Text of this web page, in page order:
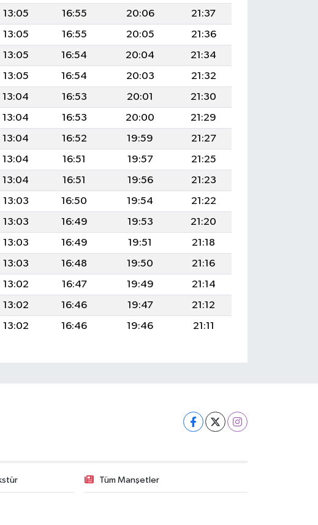
13:05 16:55 20:06
21:37
13:05 16:55 20:05
21:36
13:05 16:54 20:04
21:34
13:05 16:54 20:03
21:32
13:04 16:53 20:01
21:30
13:04 16:53 20:00
21:29
13:04 16:52 19:59
21:27
13:04 16:51 19:57
21:25
13:04 16:51 19:56
21:23
13:03 16:50 19:54
21:22
13:03 16:49 19:53
21:20
13:03 16:49 19:51
21:18
13:03 16:48 19:50
21:16
13:02 16:47 19:49
21:14
13:02 16:46 19:47
21:12
13:02 16:46 19:46 21:11
Tüm Manşetler